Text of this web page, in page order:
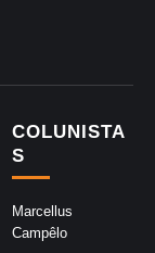
COLUNISTA
S
Marcellus
Campêlo